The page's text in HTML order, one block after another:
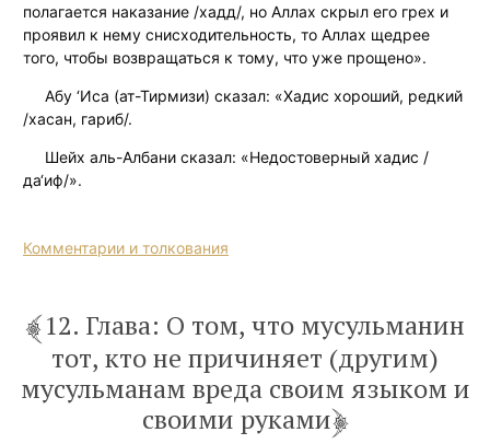
полагается наказание /хадд/, но Аллах скрыл его грех и
проявил к нему снисходительность, то Аллах щедрее
того, чтобы возвращаться к тому, что уже прощено».
Абу ‘Иса (ат-Тирмизи) сказал: «Хадис хороший, редкий
/хасан, гариб/.
Шейх аль-Албани сказал: «Недостоверный хадис /
да‘иф/».
Комментарии и толкования
12. Глава: О том, что мусульманин
тот, кто не причиняет (другим)
мусульманам вреда своим языком и
своими руками